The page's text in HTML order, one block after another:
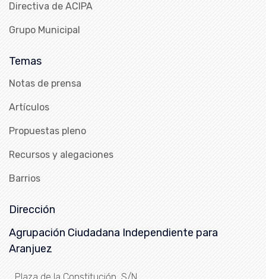
Directiva de ACIPA
Grupo Municipal
Temas
Notas de prensa
Artículos
Propuestas pleno
Recursos y alegaciones
Barrios
Dirección
Agrupación Ciudadana Independiente para
Aranjuez